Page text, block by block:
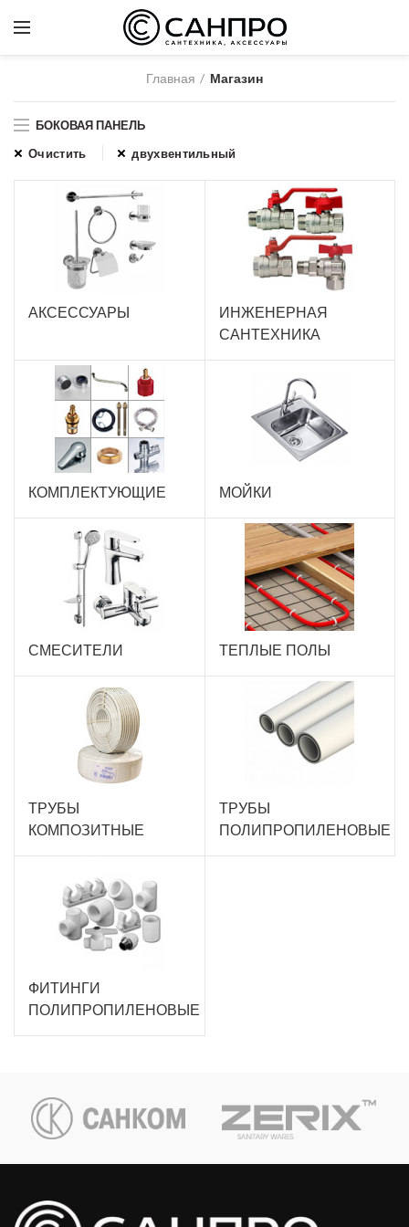
Главная Магазин
БОКОВАЯ ПАНЕЛЬ
Очистить
двухвентильный
АКСЕССУАРЫ
ИНЖЕНЕРНАЯ
САНТЕХНИКА
КОМПЛЕКТУЮЩИЕ МОЙКИ
СМЕСИТЕЛИ ТЕПЛЫЕ ПОЛЫ
ТРУБЫ
КОМПОЗИТНЫЕ
ТРУБЫ
ПОЛИПРОПИЛЕНОВЫЕ
ФИТИНГИ
ПОЛИПРОПИЛЕНОВЫЕ